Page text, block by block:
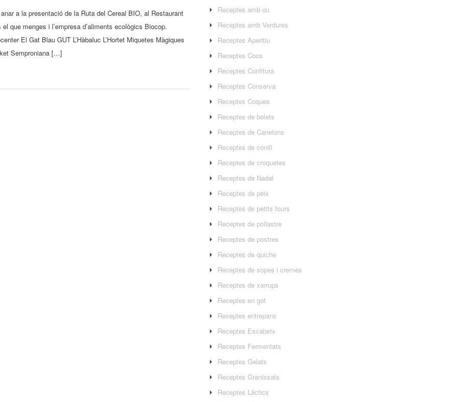
a la presentació de la Ruta del Cereal BIO, al Restaurant
que menges i l’empresa d’aliments ecològics Biocop.
El Gat Blau GUT L’Hàbaluc L’Hortet Miquetes Màgiques
Semproniana […]
Receptes amb ou
Receptes amb Verdures
Receptes Aperitiu
Receptes Cocs
Receptes Confitura
Receptes Conserva
Receptes Coques
Receptes de bolets
Receptes de Canelons
Receptes de conill
Receptes de croquetes
Receptes de Nadal
Receptes de peix
Receptes de petits fours
Receptes de pollastre
Receptes de postres
Receptes de quiche
Receptes de sopes i cremes
Receptes de xarrups
Receptes en got
Receptes entrepans
Receptes Escabetx
Receptes Fermentats
Receptes Gelats
Receptes Granissats
Receptes Làctics